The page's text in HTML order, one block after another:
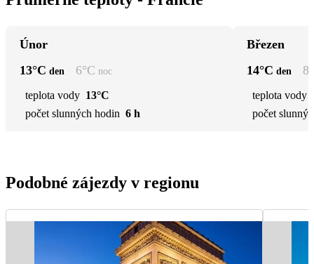
Únor
13°C den 6°C noc
teplota vody 13°C
počet slunných hodin 6 h
Březen
14°C den 8
teplota vody
počet
Podobné zájezdy v regionu